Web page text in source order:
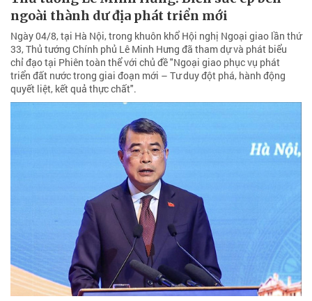
ngoài thành dư địa phát triển mới
Ngày 04/8, tại Hà Nội, trong khuôn khổ Hội nghị Ngoại giao lần thứ
33, Thủ tướng Chính phủ Lê Minh Hưng đã tham dự và phát biểu
chỉ đạo tại Phiên toàn thể với chủ đề "Ngoại giao phục vụ phát
triển đất nước trong giai đoạn mới – Tư duy đột phá, hành động
quyết liệt, kết quả thực chất".